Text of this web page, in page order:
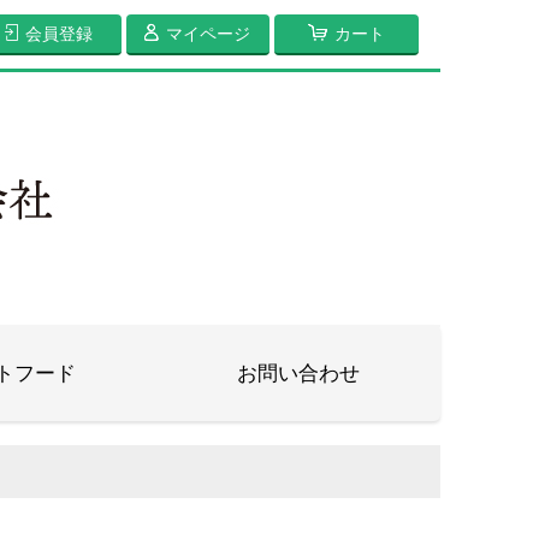
会員登録 マイページ カート
フード お問い合わせ